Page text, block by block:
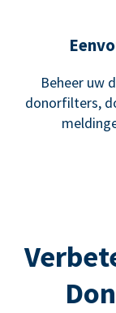
Beheer uw
donorfilters,